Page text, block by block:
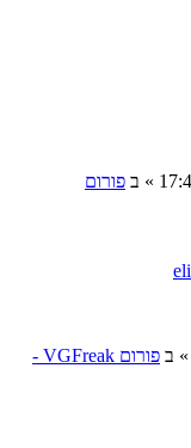
» ב פורום
» ב
פורום VGFreak -